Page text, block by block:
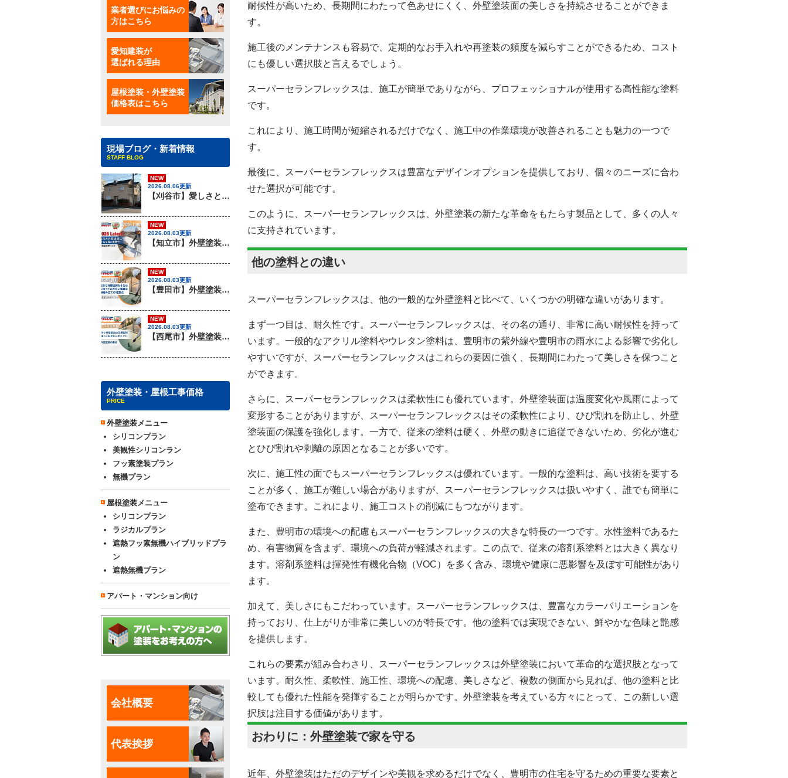
耐候性が高いため、長期間にわたって色あせにくく、外壁塗装面の美しさを持続させることができま
す。
施工後のメンテナンスも容易で、定期的なお手入れや再塗装の頻度を減らすことができるため、コスト
にも優しい選択肢と言えるでしょう。
スーパーセランフレックスは、施工が簡単でありながら、プロフェッショナルが使用する高性能な塗料
です。
これにより、施工時間が短縮されるだけでなく、施工中の作業環境が改善されることも魅力の一つで
す。
最後に、スーパーセランフレックスは豊富なデザインオプションを提供しており、個々のニーズに合わ
せた選択が可能です。
このように、スーパーセランフレックスは、外壁塗装の新たな革命をもたらす製品として、多くの人々
に支持されています。
他の塗料との違い
スーパーセランフレックスは、他の一般的な外壁塗料と比べて、いくつかの明確な違いがあります。
まず一つ目は、耐久性です。スーパーセランフレックスは、その名の通り、非常に高い耐候性を持って
います。一般的なアクリル塗料やウレタン塗料は、豊明市の紫外線や豊明市の雨水による影響で劣化し
やすいですが、スーパーセランフレックスはこれらの要因に強く、長期間にわたって美しさを保つこと
ができます。
さらに、スーパーセランフレックスは柔軟性にも優れています。外壁塗装面は温度変化や風雨によって
変形することがありますが、スーパーセランフレックスはその柔軟性により、ひび割れを防止し、外壁
塗装面の保護を強化します。一方で、従来の塗料は硬く、外壁の動きに追従できないため、劣化が進む
とひび割れや剥離の原因となることが多いです。
次に、施工性の面でもスーパーセランフレックスは優れています。一般的な塗料は、高い技術を要する
ことが多く、施工が難しい場合がありますが、スーパーセランフレックスは扱いやすく、誰でも簡単に
塗布できます。これにより、施工コストの削減にもつながります。
また、豊明市の環境への配慮もスーパーセランフレックスの大きな特長の一つです。水性塗料であるた
め、有害物質を含まず、環境への負荷が軽減されます。この点で、従来の溶剤系塗料とは大きく異なり
ます。溶剤系塗料は揮発性有機化合物（VOC）を多く含み、環境や健康に悪影響を及ぼす可能性があり
ます。
加えて、美しさにもこだわっています。スーパーセランフレックスは、豊富なカラーバリエーションを
持っており、仕上がりが非常に美しいのが特長です。他の塗料では実現できない、鮮やかな色味と艶感
を提供します。
これらの要素が組み合わさり、スーパーセランフレックスは外壁塗装において革命的な選択肢となって
います。耐久性、柔軟性、施工性、環境への配慮、美しさなど、複数の側面から見れば、他の塗料と比
較しても優れた性能を発揮することが明らかです。外壁塗装を考えている方々にとって、この新しい選
択肢は注目する価値があります。
おわりに：外壁塗装で家を守る
近年、外壁塗装はただのデザインや美観を求めるだけでなく、豊明市の住宅を守るための重要な要素と
業者選びにお悩みの
方はこちら
愛知建装が
選ばれる理由
屋根塗装・外壁塗装
価格表はこちら
現場ブログ・新着情報
STAFF BLOG
NEW
2026.08.06更新
【刈谷市】愛しさと、ニチハのパミールと、心強さと・・・、屋根材のカバー工法はアイチケンソーへ！！
NEW
2026.08.03更新
【知立市】外壁塗装を行う際に知っておきたい足場組みの重要性『無機塗料専門店の愛知建装』
NEW
2026.08.03更新
【豊田市】外壁塗装を行う際に知っておきたい足場組み立ての注意事項『無機塗料専門店の愛知建装』
NEW
2026.08.03更新
【西尾市】外壁塗装を行う際に知っておきたい足場組み立てのポイント『無機塗料専門店の愛知建装』
外壁塗装・屋根工事価格
PRICE
外壁塗装メニュー
シリコンプラン
美観性シリコンラン
フッ素塗装プラン
無機プラン
屋根塗装メニュー
シリコンプラン
ラジカルプラン
遮熱フッ素無機ハイブリッドプラ
ン
遮熱無機プラン
アパート・マンション向け
会社概要
代表挨拶